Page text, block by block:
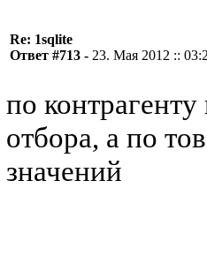
Re: 1sqlite
Ответ #713 - 23. Мая 2012 ::
по контрагенту
отбора, а по
значений